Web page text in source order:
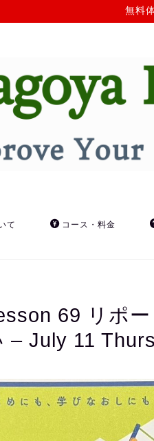
無料
て コース・料金
69 リポ
– July 11